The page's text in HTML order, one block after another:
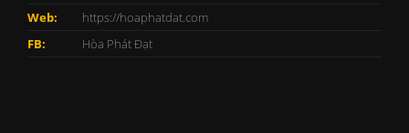
Web:
https://hoaphatdat.com
FB:
Hòa Phát Đạt